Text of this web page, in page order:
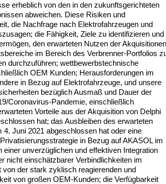
erheblich von den in den zukunftsgerichteten
abweichen. Diese Risiken und
die Nachfrage nach Elektrofahrzeugen und
die Fähigkeit, Ziele zu identifizieren und
den erwarteten Nutzen der
im Bereich des Verbrenner-Portfolios
durchzuführen; wettbewerbstechnische
OEM Kunden; Herausforderungen im
in Bezug auf Elektrofahrzeuge, und unsere
bezüglich Ausmaß und Dauer der
Coronavirus-Pandemie, einschließlich
Vorteile aus der Akquisition von Delphi
hat; das Ausbleiben des erwarteten
Juni 2021 abgeschlossen hat oder eine
in Bezug auf AKASOL im
unverzüglichen und effektiven Integration
nicht einschätzbarer Verbindlichkeiten im
der stark zyklisch reagierenden und
von großen OEM-Kunden; die Verfügbarkeit